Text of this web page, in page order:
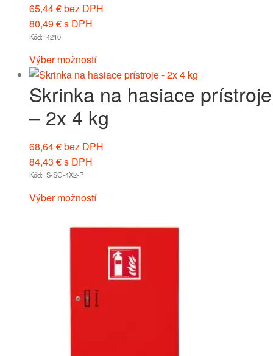
65,44€bez DPH
80,49€s DPH
Kód: 4210
Výber možností
Skrinka na hasiace prístroje
– 2x 4 kg
68,64€bez DPH
84,43 €s DPH
Kód: S-SG-4X2-P
Výber možností